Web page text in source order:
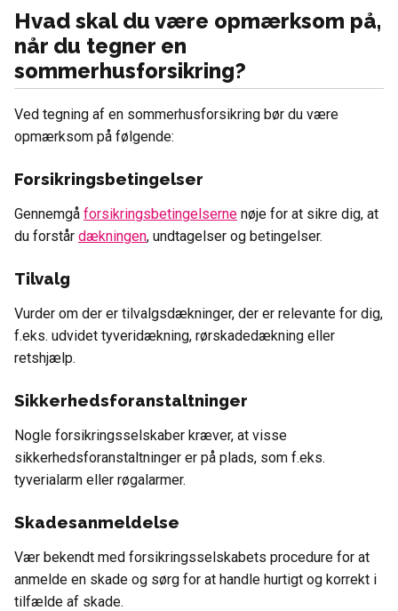
Hvad skal du være opmærksom på,
når du tegner en
sommerhusforsikring?
Ved tegning af en sommerhusforsikring bør du være
opmærksom på følgende:
Forsikringsbetingelser
Gennemgå forsikringsbetingelserne nøje for at sikre dig, at
du forstår dækningen, undtagelser og betingelser.
Tilvalg
Vurder om der er tilvalgsdækninger, der er relevante for dig,
f.eks. udvidet tyveridækning, rørskadedækning eller
retshjælp.
Sikkerhedsforanstaltninger
Nogle forsikringsselskaber kræver, at visse
sikkerhedsforanstaltninger er på plads, som f.eks.
tyverialarm eller røgalarmer.
Skadesanmeldelse
Vær bekendt med forsikringsselskabets procedure for at
anmelde en skade og sørg for at handle hurtigt og korrekt i
tilfælde af skade.